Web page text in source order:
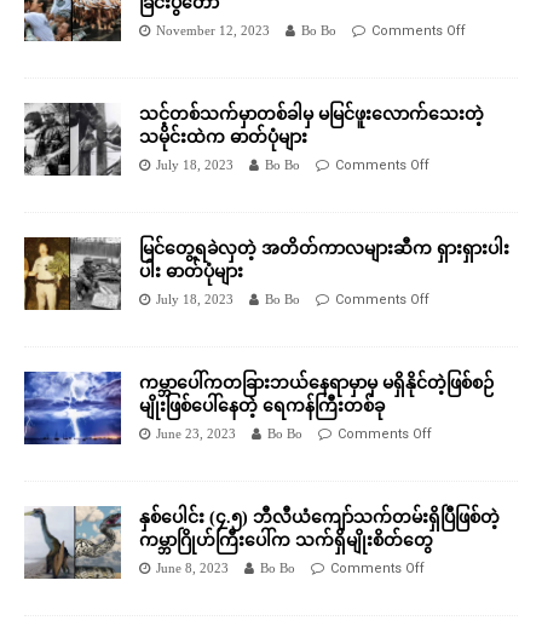
November 12, 2023 Bo Bo Comments Off
သင့်တစ်သက်မှာတစ်ခါမှ မမြင်ဖူးလောက်သေးတဲ့
သမိုင်းထဲက ဓာတ်ပုံများ
July 18, 2023 Bo Bo Comments Off
မြင်တွေ့ရခဲလှတဲ့ အတိတ်ကာလများဆီက ရှားရှားပါး
ပါး ဓာတ်ပုံများ
July 18, 2023 Bo Bo Comments Off
ကမ္ဘာပေါ်ကတခြားဘယ်နေရာမှာမှ မရှိနိုင်တဲ့ဖြစ်စဉ်
မျိုးဖြစ်ပေါ်နေတဲ့ ရေကန်ကြီးတစ်ခု
June 23, 2023 Bo Bo Comments Off
နှစ်ပေါင်း (၄.၅) ဘီလီယံကျော်သက်တမ်းရှိပြီဖြစ်တဲ့
ကမ္ဘာဂြိုဟ်ကြီးပေါ်က သက်ရှိမျိုးစိတ်တွေ
June 8, 2023 Bo Bo Comments Off